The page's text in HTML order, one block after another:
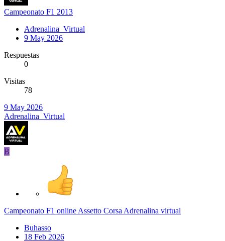
Campeonato F1 2013
Adrenalina_Virtual
9 May 2026
Respuestas
0
Visitas
78
9 May 2026
Adrenalina_Virtual
B
Campeonato F1 online Assetto Corsa Adrenalina virtual
Buhasso
18 Feb 2026